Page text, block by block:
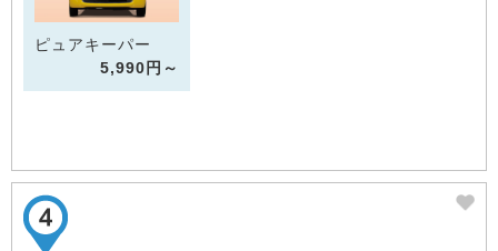
ピュアキーパー
5,990円～